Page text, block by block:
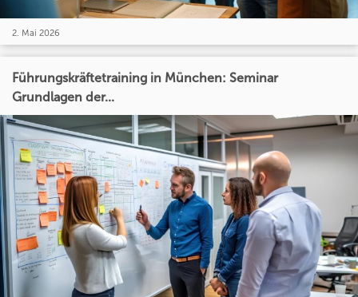
2. Mai 2026
Führungskräftetraining in München: Seminar
Grundlagen der...